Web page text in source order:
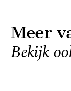
Meer
Bekijk